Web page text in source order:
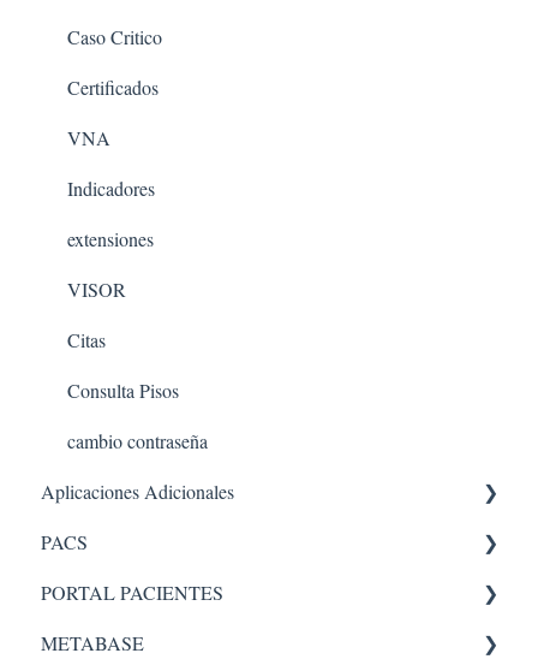
Caso Critico
Certificados
VNA
Indicadores
extensiones
VISOR
Citas
Consulta Pisos
cambio contraseña
Aplicaciones Adicionales
Aplicaciones internas
PACS
PACS 5
Administrador
PORTAL PACIENTES
Administración - portal
METABASE